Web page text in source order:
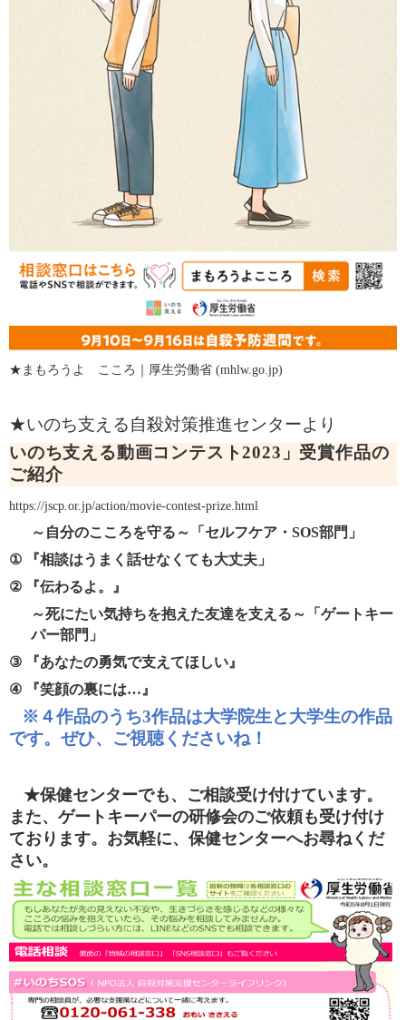
★ まもろうよ こころ｜厚生労働省 (mhlw.go.jp)
★いのち支える自殺対策推進センターより
いのち支える動画コンテスト2023 」受賞作品の
ご紹介
https://jscp.or.jp/action/movie-contest-prize.html
～自分のこころを守る～「セルフケア・ SOS部門」
①
『相談はうまく話せなくても大丈夫」
②
『伝わるよ。』
～死にたい気持ちを抱えた友達を支える～「ゲートキー
パー部門」
③
『あなたの勇気で支えてほしい』
④
『笑顔の裏には…』
※４作品のうち3作品は大学院生と大学生の作品
です。 ぜひ、ご視聴くださいね！
★保健センターでも、ご相談受け付けています。
また、ゲートキーパーの研修会のご依頼も受け付け
ております。お気軽に、保健センターへお尋ねくだ
さい。